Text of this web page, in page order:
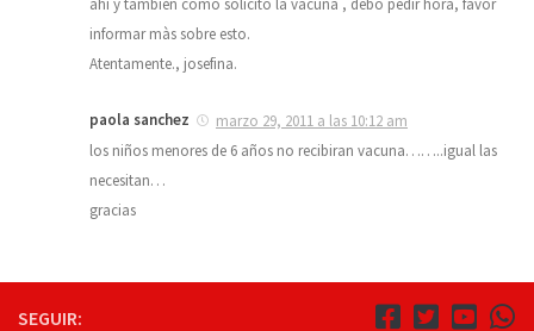
informar màs sobre esto.
Atentamente., josefina.
paola sanchez
marzo 29, 2011 a las 10:12 am
los niños menores de 6 años no recibiran vacuna……..igual las
necesitan…
gracias
SEGUIR: